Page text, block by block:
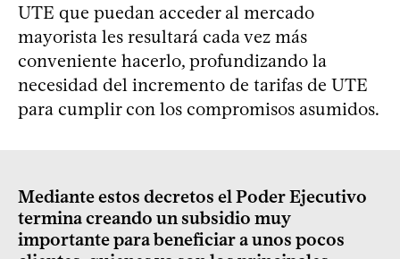
UTE que puedan acceder al mercado
mayorista les resultará cada vez más
conveniente hacerlo, profundizando la
necesidad del incremento de tarifas de UTE
para cumplir con los compromisos asumidos.
Mediante estos decretos el Poder Ejecutivo
termina creando un subsidio muy
importante para beneficiar a unos pocos